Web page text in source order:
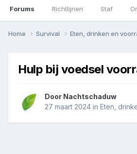
Forums Richtlijnen Staf
Home Survival Eten, drinken en
Hulp bij voedsel
Door Nachtschaduw
27 maart 2024 in Eten,